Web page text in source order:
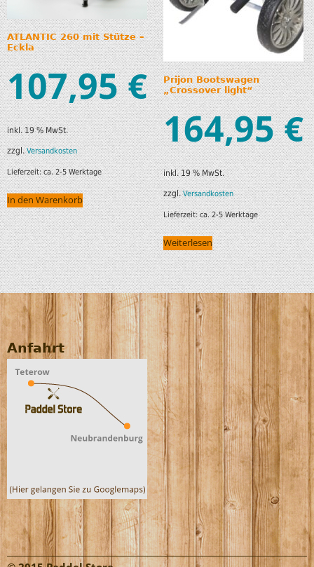
ATLANTIC 260 mit Stütze –
Eckla
107,95€
inkl. 19 % MwSt.
zzgl.Versandkosten
Lieferzeit:ca. 2-5 Werktage
In den Warenkorb
Prijon Bootswagen
„Crossover light“
164,95€
inkl. 19 % MwSt.
zzgl.Versandkosten
Lieferzeit:ca. 2-5 Werktage
Weiterlesen
Anfahrt